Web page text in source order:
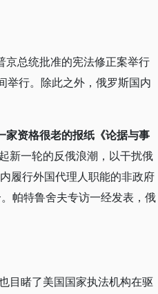
京总统批准的宪法修正案举行
举行。除此之外，俄罗斯国内
家资格很老的报纸《论据与事
新一轮的反俄浪潮，以干扰俄
履行外国代理人职能的非政府
帕特鲁舍夫专访一经发表，俄
目睹了美国国家执法机构在驱